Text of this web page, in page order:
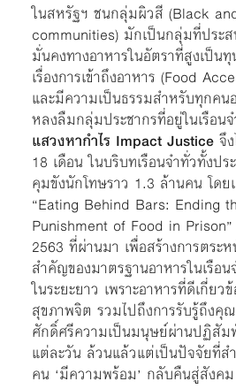
ในสหรัฐฯ ชนกลุ่มผิวสี (Black
communities) มักเป็นกลุ่มที่ประ
มั่นคงทางอาหารในอัตราที่สูงเป็น
เรื่องการเข้าถึงอาหาร (Food
และมีความเป็นธรรมสำหรับทุกค
หลงลืมกลุ่มประชากรที่อยู่ในเรือนจ
แสวงหากำไร Impact Justiceจึง
18 เดือน ในบริบทเรือนจำทั่วทั้งป
คุมขังนักโทษราว 1.3 ล้านคน โดย
“Eating Behind Bars: Ending
Punishment of Food in
2563 ที่ผ่านมา เพื่อสร้างการตระ
สำคัญของมาตรฐานอาหารในเรือ
ในระยะยาว เพราะอาหารที่ดีเกี่ย
สุขภาพจิต รวมไปถึงการรับรู้ถึงคุ
ศักดิ์ศรีความเป็นมนุษย์ผ่านปฏิสัม
แต่ละวัน ล้วนแล้วแต่เป็นปัจจัยที่
คน ‘มีความพร้อม’ กลับคืนสู่สังคม